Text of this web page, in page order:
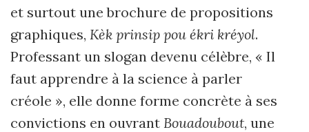
et surtout une brochure de propositions
graphiques, Kèk prinsip pou ékri kréyol.
Professant un slogan devenu célèbre, « Il
faut apprendre à la science à parler
créole », elle donne forme concrète à ses
convictions en ouvrant Bouadoubout, une